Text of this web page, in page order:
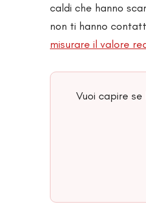
caldi che hanno
non ti hanno
misurare il valore
Vuoi capire